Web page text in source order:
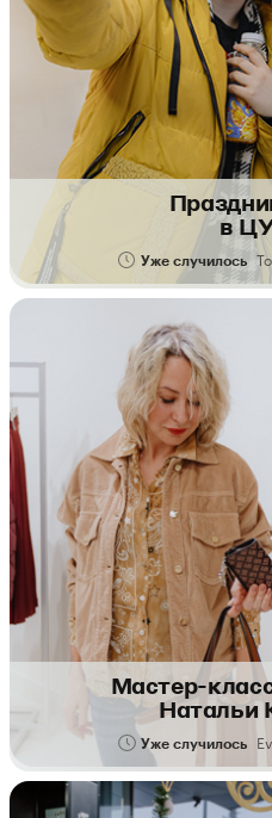
в
Уже случилось
Мастер-
Натальи
Уже случилось